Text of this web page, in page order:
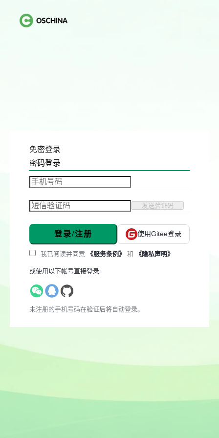
免密登录
密码登录
发送验证码
登录/注册 使用Gitee登录
我已阅读并同意 《服务条例》 和 《隐私声明》
或使用以下帐号直接登录:
未注册的手机号码在验证后将自动登录。